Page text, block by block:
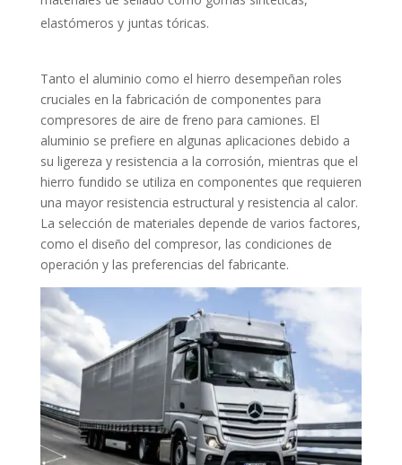
elastómeros y juntas tóricas.
Tanto el aluminio como el hierro desempeñan roles
cruciales en la fabricación de componentes para
compresores de aire de freno para camiones. El
aluminio se prefiere en algunas aplicaciones debido a
su ligereza y resistencia a la corrosión, mientras que el
hierro fundido se utiliza en componentes que requieren
una mayor resistencia estructural y resistencia al calor.
La selección de materiales depende de varios factores,
como el diseño del compresor, las condiciones de
operación y las preferencias del fabricante.